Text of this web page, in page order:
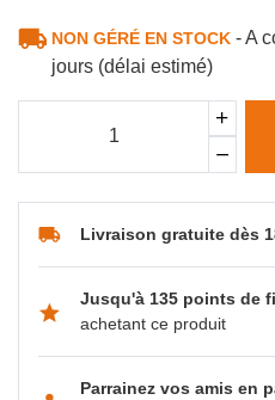
NON GÉRÉ EN STOCK- A
jours (délai estimé)
Livraison gratuite dès
Jusqu'à 135 points de
achetant ce produit
Parrainez vos amis en